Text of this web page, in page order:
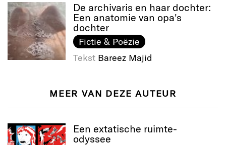
De archivaris en haar dochter:
Een anatomie van opa's
dochter
Fictie & Poëzie
Tekst Bareez Majid
MEER VAN DEZE AUTEUR
Een extatische ruimte-
odyssee